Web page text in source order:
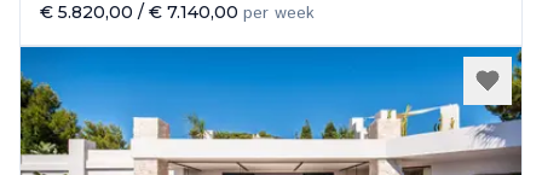
€ 5.820,00 / € 7.140,00 per week